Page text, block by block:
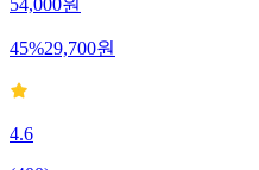
54,000원
45%29,700원
4.6